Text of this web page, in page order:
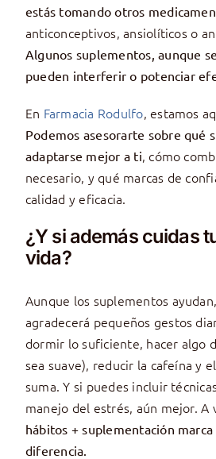
estás tomando otros
anticonceptivos, ansiolíticos o
Algunos suplementos, aunque
pueden interferir o potenciar
En Farmacia Rodulfo, estamos
Podemos asesorarte sobre qué
adaptarse mejor a ti, cómo
necesario, y qué marcas de
calidad y eficacia.
¿Y si además cuidas
vida?
Aunque los suplementos
agradecerá pequeños gestos
dormir lo suficiente, hacer algo
sea suave), reducir la cafeína y
suma. Y si puedes incluir
manejo del estrés, aún mejor. A
hábitos + suplementación marca
diferencia.